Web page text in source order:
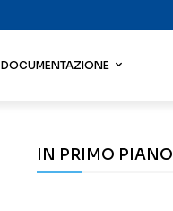
DOCUMENTAZIONE
IN PRIMO PIANO